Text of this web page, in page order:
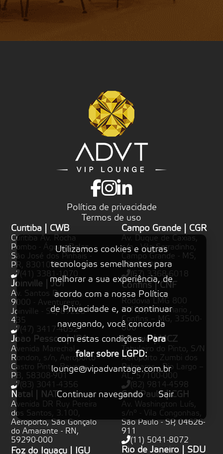
Enviar
Enviar
Política de privacidade
Termos de uso
Curitiba | CWB
Curitiba Av. Rocha
Pombo - Águas Belas,
São José dos Pinhais -
PR, 83010-900
(41) 3381-1070
Campo Grande | CGR
Av. Duque de Caxias,
s/n - Vila Serradinho,
Campo Grande - MS,
79101-901
(67) 3368-6018
Joinville | JOI
Av. Santos Dumont,
9000 - Aventureiro,
Joinville - SC, 89226-
435
(47) 3417-4052
Confins | CNF
Rodovia LMG 800
KM7,6, Rodoviario ,
Confins – MG, 33500-
000
João Pessoa | JPA
Avenida Marechal
Rondon, s/n, Aeroporto
Castro Pinto, Bayeux –
PB, 58308-901
(83) 3041-4356
Maceió | MCZ
Tabuleiro do Pinto, S/N
Aeroporto Zumbi dos
Palmares - Rio Largo –
AL, 57100-000
(82) 9814-4598
Natal | NAT
Avenida DR Ruy Pereira
dos Santos, 3.100,
Aeroporto, São Gonçalo
do Amarante - RN,
59290-000
São Paulo | CGH
Av. Washington Luís,
s/nº - Vila Congonhas,
São Paulo - SP, 04626-
911
(11) 5041-8072
Foz do Iguaçu | IGU Rio de Janeiro | SDU
Utilizamos cookies e outras
tecnologias semelhantes para
melhorar a sua experiência, de
acordo com a nossa Política
de Privacidade e, ao continuar
navegando, você concorda
com estas condições.Para
falar sobre LGPD:
lounge@vipadvantage.com.br
Continuar navegando Sair